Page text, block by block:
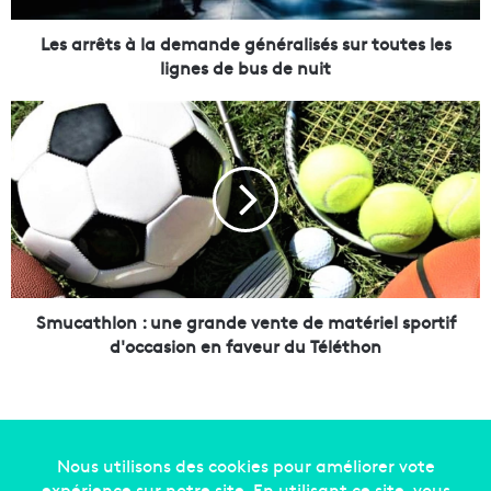
s
d
e
a
n
d
e
g
é
Les arrêts à la demande généralisés sur toutes les
lignes de bus de nuit
S
m
c
a
t
h
l
o
Smucathlon : une grande vente de matériel sportif
d'occasion en faveur du Téléthon
Copyright © 2014-2022Made in Marseille. Tous droits